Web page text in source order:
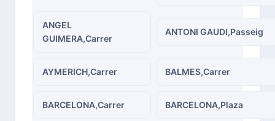
ANGEL
GUIMERA,Carrer
ANTONI GAUDI,Passeig
AYMERICH,Carrer BALMES,Carrer
BARCELONA,Carrer BARCELONA,Plaza